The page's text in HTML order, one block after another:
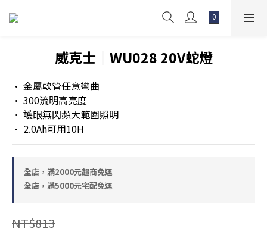
威克士｜WU028 20V蛇燈
• 金屬軟管任意彎曲
• 300流明高亮度
• 護眼無閃頻大範圍照明
• 2.0Ah可用10H
全店，滿2000元超商免運
全店，滿5000元宅配免運
NT$813